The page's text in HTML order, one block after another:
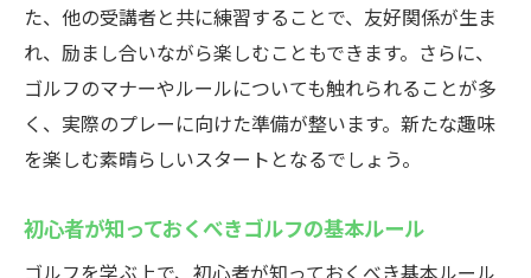
初心者が抱える不安を解消するテクニック
自信を持ってゴルフを楽しむための心構え
浦安駅のゴルフレッスンで自信を築くステ
ップ
ッスン
た、他の受講者と共に練習することで、友好関係が生ま
れ、励まし合いながら楽しむこともできます。さらに、
ゴルフのマナーやルールについても触れられることが多
く、実際のプレーに向けた準備が整います。新たな趣味
を楽しむ素晴らしいスタートとなるでしょう。
初心者が知っておくべきゴルフの基本ルール
ゴルフを学ぶ上で、初心者が知っておくべき基本ルール